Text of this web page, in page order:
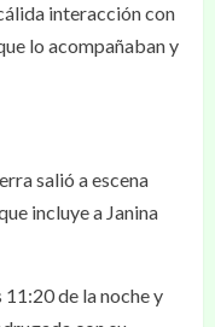
interacción con
lo acompañaban y
salió a escena
incluye a Janina
11:20 de la noche y